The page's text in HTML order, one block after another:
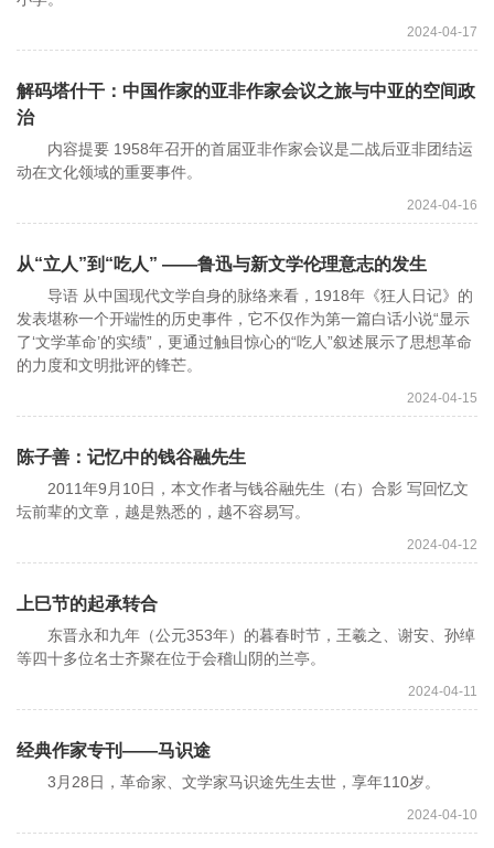
2024-04-17
解码塔什干：中国作家的亚非作家会议之旅与中亚的空间政
治
内容提要 1958年召开的首届亚非作家会议是二战后亚非团结运
动在文化领域的重要事件。
2024-04-16
从“立人”到“吃人” ——鲁迅与新文学伦理意志的发生
导语 从中国现代文学自身的脉络来看，1918年《狂人日记》的
发表堪称一个开端性的历史事件，它不仅作为第一篇白话小说“显示
了‘文学革命’的实绩”，更通过触目惊心的“吃人”叙述展示了思想革命
的力度和文明批评的锋芒。
2024-04-15
陈子善：记忆中的钱谷融先生
2011年9月10日，本文作者与钱谷融先生（右）合影 写回忆文
坛前辈的文章，越是熟悉的，越不容易写。
2024-04-12
上巳节的起承转合
东晋永和九年（公元353年）的暮春时节，王羲之、谢安、孙绰
等四十多位名士齐聚在位于会稽山阴的兰亭。
2024-04-11
经典作家专刊——马识途
3月28日，革命家、文学家马识途先生去世，享年110岁。
2024-04-10